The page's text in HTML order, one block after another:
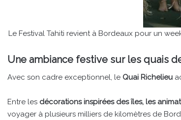
Le Festival Tahiti revient à Bordeaux pour un
Une ambiance festive sur les quais
Avec son cadre exceptionnel, le Quai Richelieu
Entre les décorations inspirées des îles, les
voyager à plusieurs milliers de kilomètres de